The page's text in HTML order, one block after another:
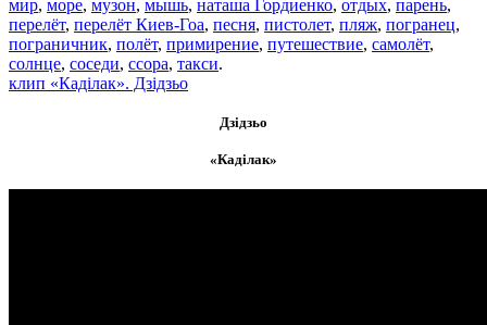
мир, море, музон, мышь, наташа Гордиенко, отдых, парень,
перелёт, перелёт Киев-Гоа, песня, пистолет, пляж, погранец,
пограничник, полёт, примирение, путешествие, самолёт,
солнце, соседи, ссора, такси.
клип «Каділак». Дзідзьо
Дзідзьо
«Каділак»